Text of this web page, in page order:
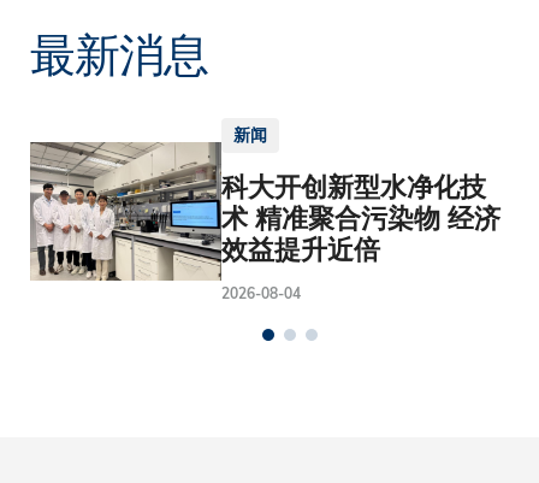
最新消息
新闻
科大开创新型水净化技
术 精准聚合污染物 经济
效益提升近倍
2026-08-04